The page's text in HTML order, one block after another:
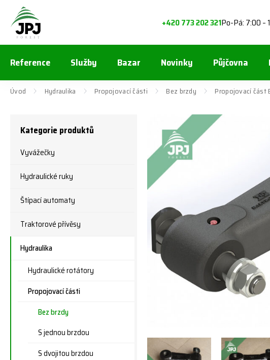
+420 773 202 321Po-Pá: 7:00 –
Reference Služby Bazar Novinky Půjčovna
Úvod Hydraulika Propojovací části Bez brzdy Propojovací část
Kategorie produktů
Vyvážečky
Hydraulické ruky
Štípací automaty
Traktorové přívěsy
Hydraulika
Hydraulické rotátory
Propojovací části
Bez brzdy
S jednou brzdou
S dvojitou brzdou